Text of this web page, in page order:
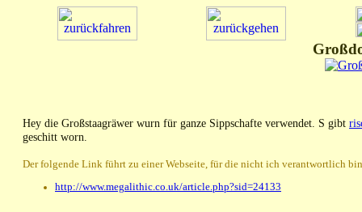
Hey die Großstaagräwer wurn für ganze Sippschafte verwendet. S gibt
geschitt worn.
Der folgende Link führt zu einer Webseite, für die nicht ich verantwortlich
http://www.megalithic.co.uk/article.php?sid=24133